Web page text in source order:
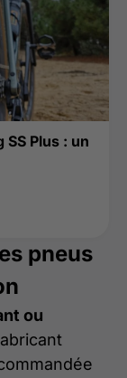
Plus : un
pneus
ou